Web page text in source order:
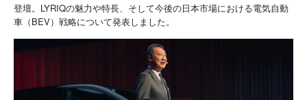
登壇。LYRIQの魅力や特長、そして今後の日本市場における電気自動
車（BEV）戦略について発表しました。